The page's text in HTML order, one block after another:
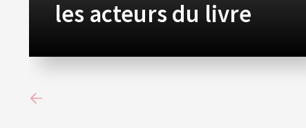
les acteurs du livre